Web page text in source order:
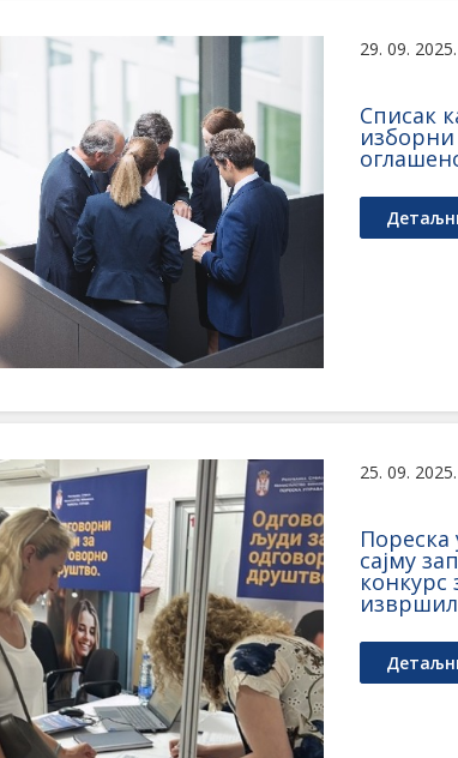
29. 09. 2025.
Списак
изборни
25. 09. 2025.
Пореска
сајму